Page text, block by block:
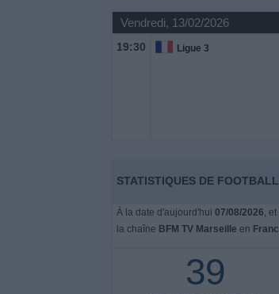
Vendredi, 13/02/2026
19:30 Ligue 3
STATISTIQUES DE
À la date d'aujourd'hui 07/08/2026,
la chaîne BFM TV Marseille en
39